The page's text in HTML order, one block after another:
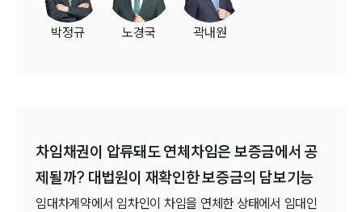
보면서 임대차보증금의 담보 범위와 공제 기준을 제시했습
니다(대법원 2017. 3. 22. 선고 2016다218874 판결).
박정규 노경국 곽내원
차임채권이 압류돼도 연체차임은 보증금에서 공
제될까? 대법원이 재확인한 보증금의 담보기능
임대차계약에서 임차인이 차임을 연체한 상태에서 임대인